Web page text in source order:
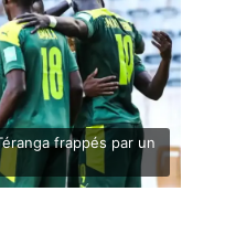
frappés par un